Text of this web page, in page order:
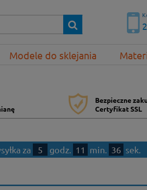
Modele do sklejania
Bezpieczne
Certyfikat SSL
za 5 godz. 11 min. 35 sek.